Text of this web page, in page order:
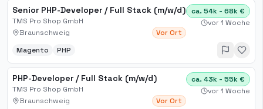
Senior PHP-Developer / Full Stack (m/w/d)
TMS Pro Shop GmbH
Braunschweig
Vor Ort
ca. 54k - 68k €
vor 1 Woche
Magento PHP
PHP-Developer / Full Stack (m/w/d)
TMS Pro Shop GmbH
Braunschweig
Vor Ort
ca. 43k - 55k €
vor 1 Woche